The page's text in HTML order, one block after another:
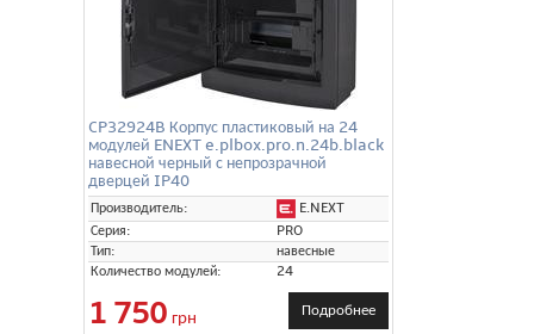
CP32924B Корпус пластиковый на 24
модулей ENEXT e.plbox.pro.n.24b.black
навесной черный с непрозрачной
дверцей IP40
Производитель:
E.NEXT
Серия:
PRO
Тип:
навесные
Количество модулей:
24
1 750 грн Подробнее